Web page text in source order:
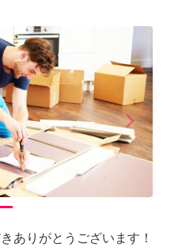
arrow_forward_iosNext
ありがとうございます！